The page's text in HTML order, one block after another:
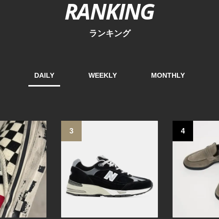
RANKING
ランキング
DAILY WEEKLY MONTHLY
3 4